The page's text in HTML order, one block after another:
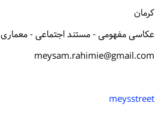
كرمان
عکاسی مفهومی - مستند اجتماعی - معماری
meysam.rahimie@gmail.com
meysstreet